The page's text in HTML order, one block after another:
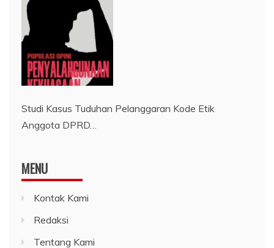
Studi Kasus Tuduhan Pelanggaran Kode Etik
Anggota DPRD…
MENU
Kontak Kami
Redaksi
Tentang Kami